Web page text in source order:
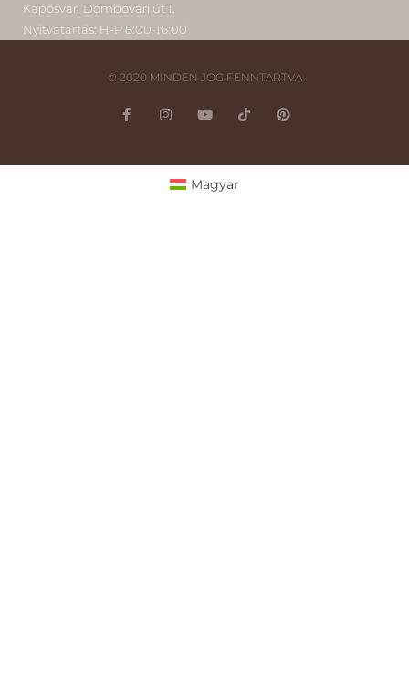
Kaposvár, Dómbóvári út 1.
Nyitvatartás: H-P 8:00-16:00
© 2020 MINDEN JOG FENNTARTVA
Magyar